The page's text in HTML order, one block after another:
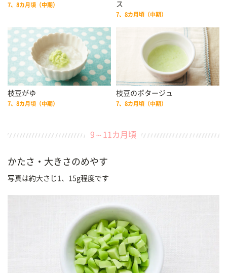
7、8カ月頃（中期）
ス
7、8カ月頃（中期）
枝豆がゆ
7、8カ月頃（中期）
枝豆のポタージュ
7、8カ月頃（中期）
9～11カ月頃
かたさ・大きさのめやす
写真は約大さじ1、15g程度です